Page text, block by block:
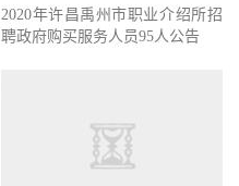
2020年许昌禹州市职业介绍所招
聘政府购买服务人员95人公告